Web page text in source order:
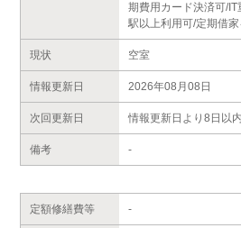
期費用カード決済可/
駅以上利用可/定期借
現状 空室
情報更新日 2026年08月08日
次回更新日 情報更新日より8日以内
備考 -
定額修繕費等 -